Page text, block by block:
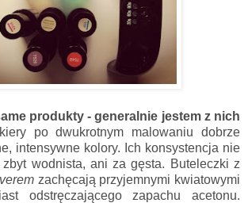
produkty - generalnie jestem z nich
po dwukrotnym malowaniu dobrze
intensywne kolory. Ich konsystencja nie
wodnista, ani za gęsta. Buteleczki z
zachęcają przyjemnymi kwiatowymi
odstręczającego zapachu acetonu.